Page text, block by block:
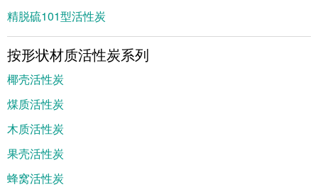
精脱硫101型活性炭
按形状材质活性炭系列
椰壳活性炭
煤质活性炭
木质活性炭
果壳活性炭
蜂窝活性炭